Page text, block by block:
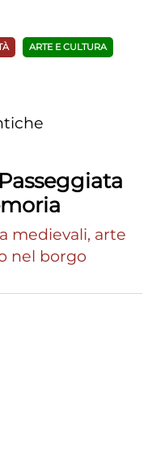
ARTE E CULTURA
medievali, arte
nel borgo